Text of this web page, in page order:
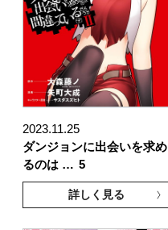
2023.11.25
ダンジョンに出会いを求め
るのは … 5
詳しく見る